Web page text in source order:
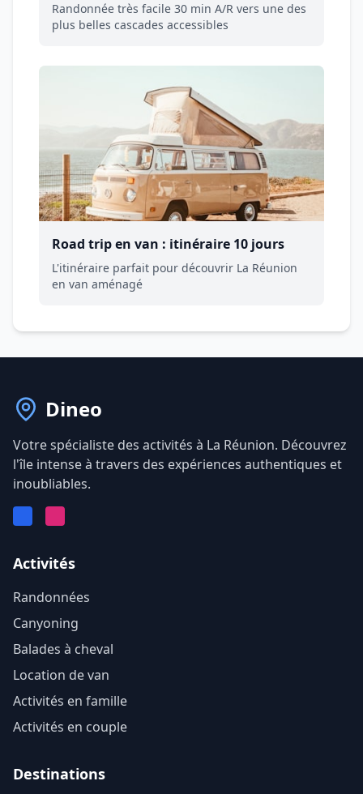
Randonnée très facile 30 min A/R vers une des
plus belles cascades accessibles
Road trip en van : itinéraire 10 jours
L'itinéraire parfait pour découvrir La Réunion
en van aménagé
Dineo
Votre spécialiste des activités à La Réunion. Découvrez
l'île intense à travers des expériences authentiques et
inoubliables.
Activités
Randonnées
Canyoning
Balades à cheval
Location de van
Activités en famille
Activités en couple
Destinations